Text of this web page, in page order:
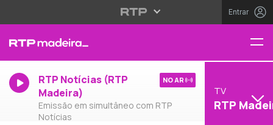
Entrar
RTP Notícias (RTP
Madeira)
Emissão em simultâneo com RTP
Notícias
NO AR
TV
RTP